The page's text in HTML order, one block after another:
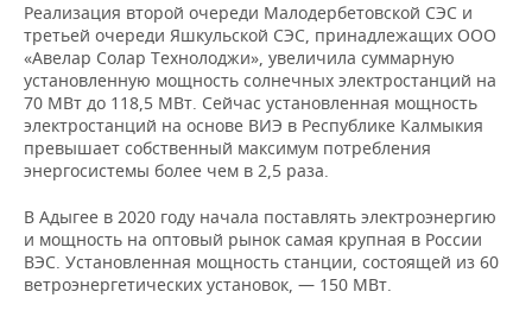
Тамбовская
область
356,68 358,14 436,12
Тверская область
6
861,71
6
861,18
6
854,82
Тульская область
1
1
Ярославская
область
1
979,89
2
025,43
1
971,61
Реализация второй очереди Малодербетовской СЭС и
третьей очереди Яшкульской СЭС, принадлежащих ООО
«Авелар Солар Технолоджи», увеличила суммарную
установленную мощность солнечных электростанций на
70 МВт до 118,5 МВт. Сейчас установленная мощность
электростанций на основе ВИЭ в Республике Калмыкия
превышает собственный максимум потребления
энергосистемы более чем в 2,5 раза.
В Адыгее в 2020 году начала поставлять электроэнергию
и мощность на оптовый рынок самая крупная в России
ВЭС. Установленная мощность станции, состоящей из 60
ветроэнергетических установок, — 150 МВт.